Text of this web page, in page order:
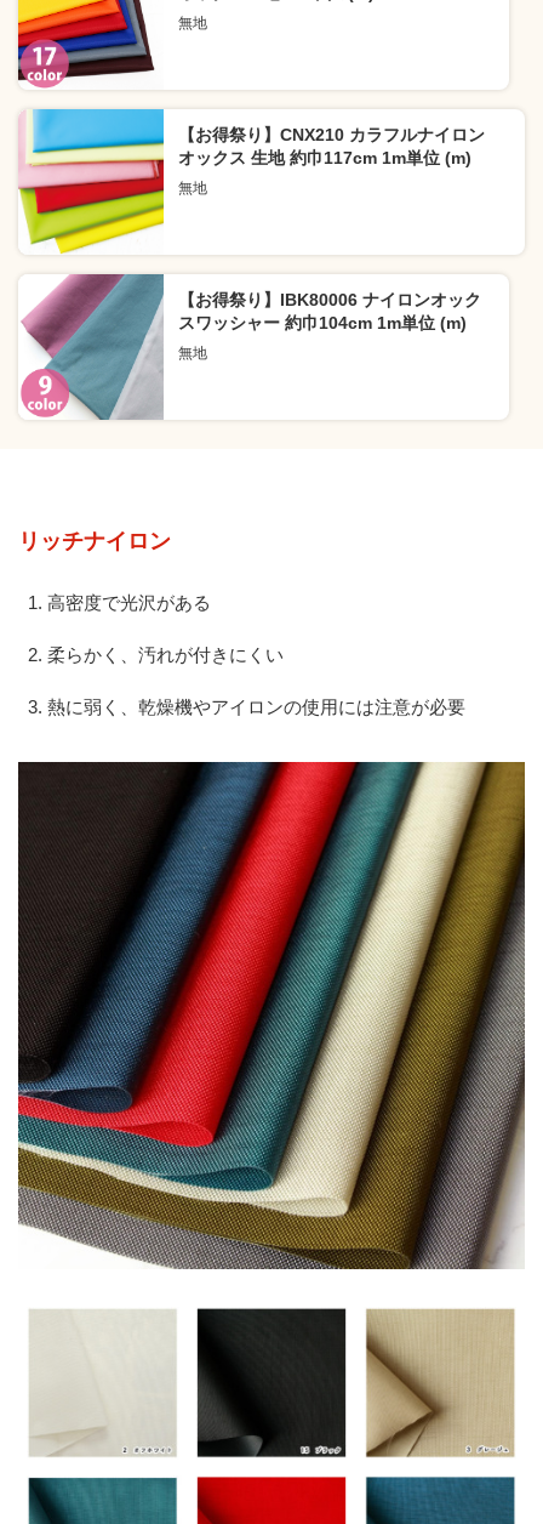
無地
【お得祭り】CNX210 カラフルナイロン
オックス 生地 約巾117cm 1m単位 (m)
無地
【お得祭り】IBK80006 ナイロンオック
スワッシャー 約巾104cm 1m単位 (m)
無地
リッチナイロン
高密度で光沢がある
柔らかく、汚れが付きにくい
熱に弱く、乾燥機やアイロンの使用には注意が必要